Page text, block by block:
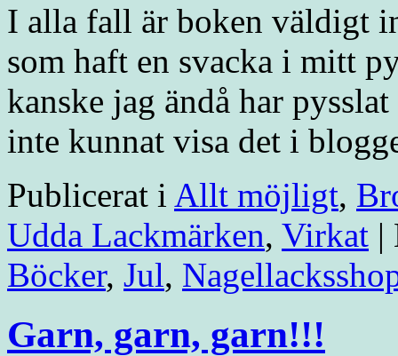
I alla fall är boken väldigt
som haft en svacka i mitt
kanske jag ändå har
inte kunnat visa det i
Publicerat i Allt möjligt,
Udda Lackmärken, Virkat |
Böcker, Jul,
Garn, garn, garn!!!